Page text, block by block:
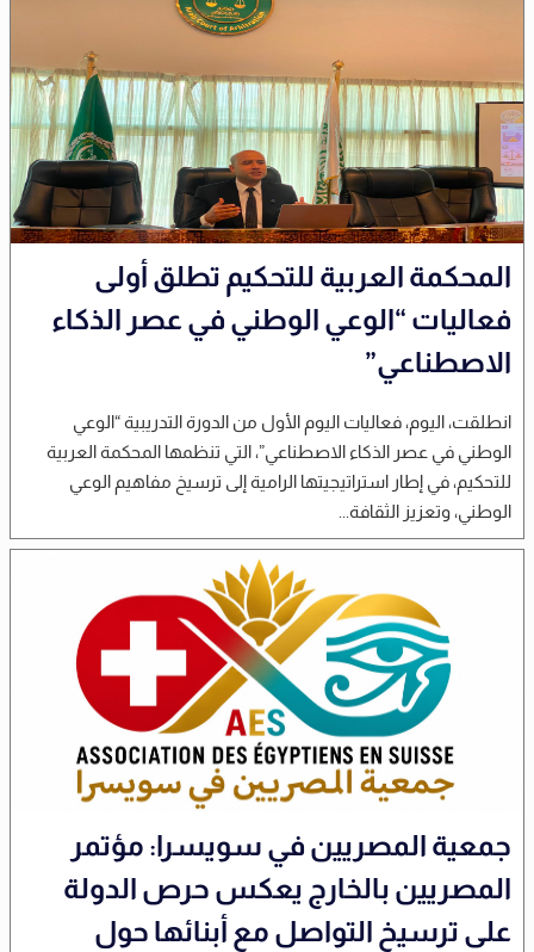
المحكمة العربية للتحكيم تطلق أولى
فعاليات “الوعي الوطني في عصر الذكاء
الاصطناعي”
انطلقت، اليوم، فعاليات اليوم الأول من الدورة التدريبية “الوعي
الوطني في عصر الذكاء الاصطناعي”، التي تنظمها المحكمة العربية
للتحكيم، في إطار استراتيجيتها الرامية إلى ترسيخ مفاهيم الوعي
الوطني، وتعزيز الثقافة...
جمعية المصريين في سويسرا: مؤتمر
المصريين بالخارج يعكس حرص الدولة
على ترسيخ التواصل مع أبنائها حول